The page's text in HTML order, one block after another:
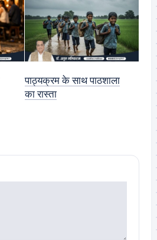
पाठ्यक्रम के साथ पाठशाला
का रास्ता